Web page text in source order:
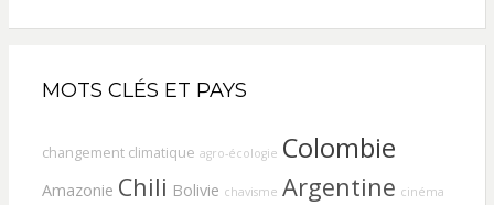
MOTS CLÉS ET PAYS
changement climatique agro-écologie Colombie
Amazonie Chili Bolivie chavisme Argentine cinéma